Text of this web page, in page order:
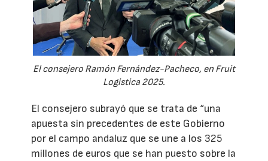
El consejero Ramón Fernández-Pacheco, en Fruit
Logistica 2025.
El consejero subrayó que se trata de “una
apuesta sin precedentes de este Gobierno
por el campo andaluz que se une a los 325
millones de euros que se han puesto sobre la